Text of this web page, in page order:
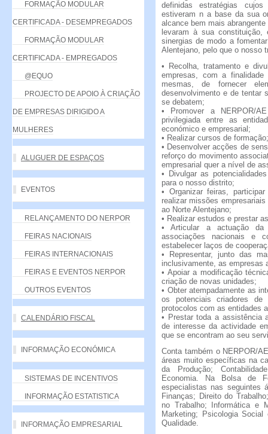
FORMAÇÃO MODULAR
CERTIFICADA - DESEMPREGADOS
FORMAÇÃO MODULAR
CERTIFICADA - EMPREGADOS
@EQUO
PROJECTO DE APOIO À CRIAÇÃO
DE EMPRESAS DIRIGIDO A
MULHERES
ALUGUER DE ESPAÇOS
EVENTOS
RELANÇAMENTO DO NERPOR
FEIRAS NACIONAIS
FEIRAS INTERNACIONAIS
FEIRAS E EVENTOS NERPOR
OUTROS EVENTOS
CALENDÁRIO FISCAL
INFORMAÇÃO ECONÓMICA
SISTEMAS DE INCENTIVOS
INFORMAÇÃO ESTATISTICA
INFORMAÇÃO EMPRESARIAL
definidas estratégias
estiveram n a base da sua
alcance bem mais
levaram à sua
sinergias de modo a
Alentejano, pelo que o nosso
• Recolha, tratamento e
empresas, com a
mesmas, de fornecer
desenvolvimento e de tentar
se debatem;
• Promover a NERPOR/
privilegiada entre as
económico e empresarial;
• Realizar cursos de formação;
• Desenvolver acções de
reforço do movimento
empresarial quer a nível de
• Divulgar as
para o nosso distrito;
• Organizar feiras,
realizar missões
ao Norte Alentejano;
• Realizar estudos e prestar
• Articular a actuação da
associações nacionais e
estabelecer laços de
• Representar, junto das
inclusivamente, as empresas
• Apoiar a modificação
criação de novas unidades;
• Obter atempadamente as
os potenciais criadores de
protocolos com as entidades
• Prestar toda a assistência
de interesse da actividade
que se encontram ao seu
Conta também o NERPOR/
áreas muito específicas na
da Produção;
Economia. Na Bolsa de
especialistas nas seguintes
Finanças; Direito do
no Trabalho; Informática e
Marketing; Psicologia
Qualidade.